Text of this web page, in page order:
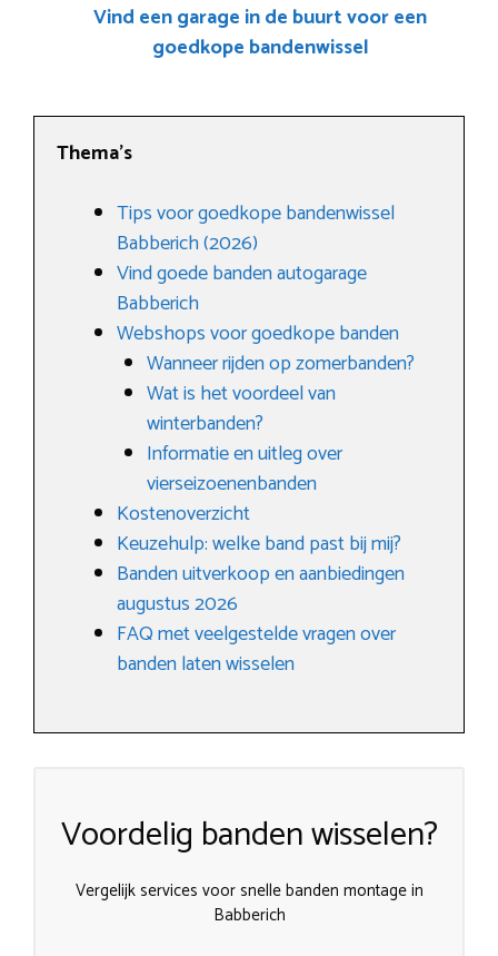
Vind een garage in de buurt voor een
goedkope bandenwissel
Thema’s
Tips voor goedkope bandenwissel
Babberich (2026)
Vind goede banden autogarage
Babberich
Webshops voor goedkope banden
Wanneer rijden op zomerbanden?
Wat is het voordeel van
winterbanden?
Informatie en uitleg over
vierseizoenenbanden
Kostenoverzicht
Keuzehulp: welke band past bij mij?
Banden uitverkoop en aanbiedingen
augustus 2026
FAQ met veelgestelde vragen over
banden laten wisselen
Voordelig banden wisselen?
Vergelijk services voor snelle banden montage in
Babberich